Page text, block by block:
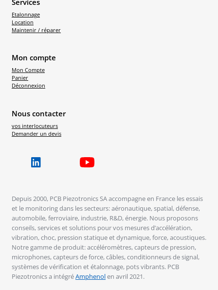
Etalonnage
Location
Maintenir / réparer
Mon compte
Mon Compte
Panier
Déconnexion
Nous contacter
vos interlocuteurs
Demander un devis
Depuis 2000, PCB Piezotronics SA accompagne en France les essais
et le monitoring dans les secteurs: aéronautique, spatial, défense,
automobile, ferroviaire, industrie, R&D, énergie. Nous proposons
conseils, services et solutions pour vos mesures d’accélération,
vibration, choc, pression statique et dynamique, force, acoustiques.
Notre gamme de produit: accéléromètres, capteurs de pression,
microphones, capteurs de force, câbles, conditionneurs de signal,
systèmes de vérification et étalonnage, pots vibrants. PCB
Piezotronics a intégréAmphenolen avril 2021.